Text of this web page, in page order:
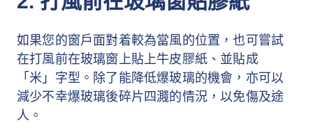
如果您的窗戶面對着較為當風的位置，也可嘗試
在打風前在玻璃窗上貼上牛皮膠紙、並貼成
「米」字型。除了能降低爆玻璃的機會，亦可以
減少不幸爆玻璃後碎片四濺的情況，以免傷及途
人。